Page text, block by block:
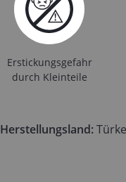
Erstickungsgefahr
durch Kleinteile
Herstellungsland: